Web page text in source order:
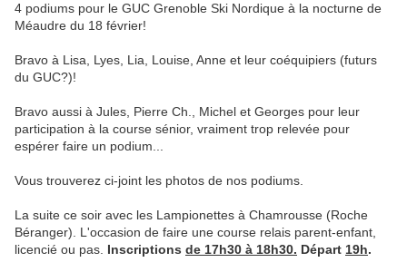
4 podiums pour le GUC Grenoble Ski Nordique à la nocturne de
Méaudre du 18 février!
Bravo à Lisa, Lyes, Lia, Louise, Anne et leur coéquipiers (futurs
du GUC?)!
Bravo aussi à Jules, Pierre Ch., Michel et Georges pour leur
participation à la course sénior, vraiment trop relevée pour
espérer faire un podium...
Vous trouverez ci-joint les photos de nos podiums.
La suite ce soir avec les Lampionettes à Chamrousse (Roche
Béranger). L'occasion de faire une course relais parent-enfant,
licencié ou pas. Inscriptions de 17h30 à 18h30. Départ 19h.